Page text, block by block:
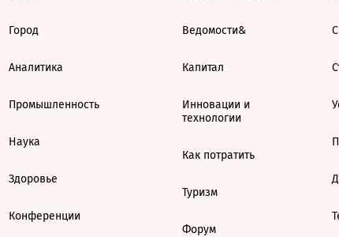
Город
Аналитика
Промышленность
Наука
Здоровье
Конференции
Ведомости&
Капитал
Инновации и
технологии
Как потратить
Туризм
Форум